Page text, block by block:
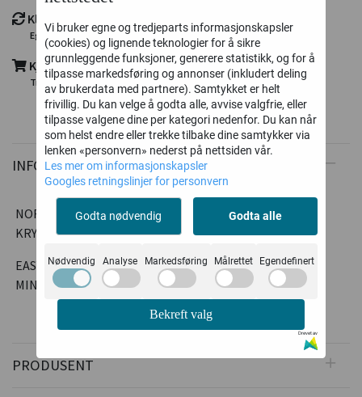
Klikk og hent
Eget utleveringspunkt i Trondheim
Kjøp nå - betal senere med Klarna
Trygg og enkel utsjekk, kort - faktura - delbetaling
INFORMASJON
NORSKPRODUSERT PROFESJONELL KJETTING -
KRYSSKJETTING MED PIGG - U-BRODD
EASY-ON MODELL SOM ER ENKLERE Å MONTERE - MEN
MINST LIKE EFFEKTIV.
PRODUSENT
Vi bruker egne og tredjeparts informasjonskapsler
(cookies) og lignende teknologier for å sikre
grunnleggende funksjoner, generere statistikk, og for å
tilpasse markedsføring og annonser (inkludert deling
av brukerdata med partnere). Samtykket er helt
frivillig. Du kan velge å godta alle, avvise valgfrie, eller
tilpasse valgene dine per kategori nedenfor. Du kan når
som helst endre eller trekke tilbake dine samtykker via
lenken «personvern» nederst på nettsiden vår.
Les mer om informasjonskapsler
Googles retningslinjer for personvern
Godta nødvendig Godta alle
Nødvendig Analyse Markedsføring Målrettet Egendefinert
Bekreft valg
Drevet av